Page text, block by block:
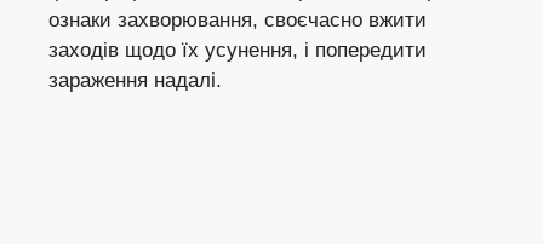
ознаки захворювання, своєчасно вжити
заходів щодо їх усунення, і попередити
зараження надалі.